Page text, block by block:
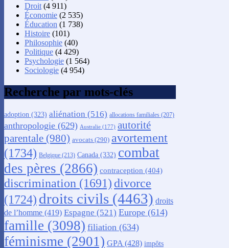
Droit (4 911)
Économie (2 535)
Éducation (1 738)
Histoire (101)
Philosophie (40)
Politique (4 429)
Psychologie (1 564)
Sociologie (4 954)
Recherche par mots-clés
adoption (323) aliénation (516) allocations familiales (207)
anthropologie (629) Australie (177) autorité
parentale (980) avocats (290) avortement
(1734) Belgique (213) Canada (332) combat
des pères (2866) contraception (404)
discrimination (1691) divorce
(1724) droits civils (4463) droits
de l’homme (419) Espagne (521) Europe (614)
famille (3098) filiation (634)
féminisme (2901) GPA (428) impôts